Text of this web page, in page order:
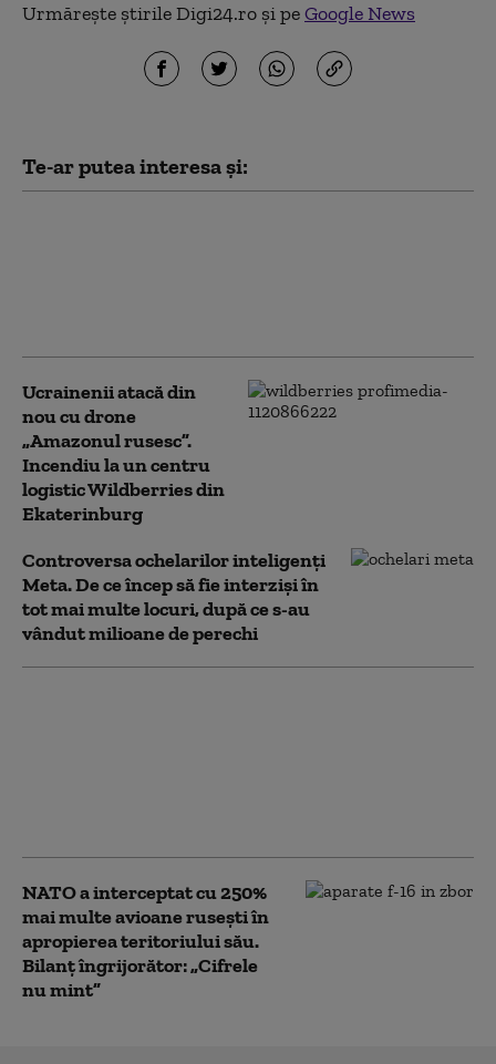
Urmărește știrile Digi24.ro și peGoogle News
Te-ar putea interesa și:
Ucrainenii atacă din
nou cu drone
„Amazonul rusesc”.
Incendiu la un centru
logistic Wildberries din
Ekaterinburg
Controversa ochelarilor inteligenți
Meta. De ce încep să fie interziși în
tot mai multe locuri, după ce s-au
vândut milioane de perechi
NATO a interceptat cu 250%
mai multe avioane rusești în
apropierea teritoriului său.
Bilanț îngrijorător: „Cifrele
nu mint”